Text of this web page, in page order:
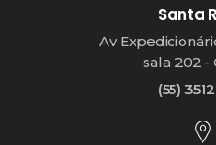
Santa
Av
sala 202 -
(55)